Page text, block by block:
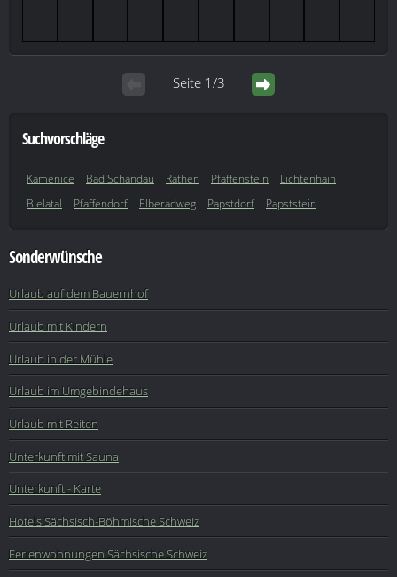
Seite 1/3
Suchvorschläge
Kamenice Bad Schandau Rathen Pfaffenstein
Lichtenhain
Bielatal
Pfaffendorf Elberadweg Papstdorf Papststein
Sonderwünsche
Urlaub auf dem Bauernhof
Urlaub mit Kindern
Urlaub in der Mühle
Urlaub im Umgebindehaus
Urlaub mit Reiten
Unterkunft mit Sauna
Unterkunft - Karte
Hotels Sächsisch-Böhmische Schweiz
Ferienwohnungen Sächsische Schweiz